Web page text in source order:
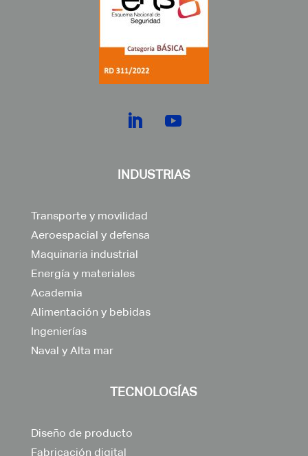
INDUSTRIAS
Transporte y movilidad
Aeroespacial y defensa
Maquinaria industrial
Energía y materiales
Academia
Alimentación y bebidas
Ingenierías
Naval y Alta mar
TECNOLOGÍAS
Diseño de producto
Fabricación digital